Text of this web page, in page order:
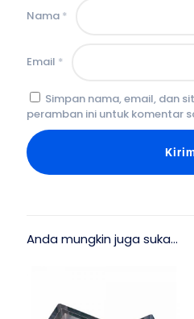
Nama *
Email *
Simpan nama, email, dan
peramban ini untuk komentar
Anda mungkin juga suka…